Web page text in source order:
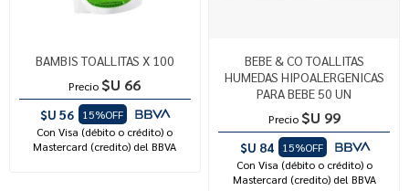
BAMBIS TOALLITAS X 100
Precio $U 66
$U 56
15%OFF
Con Visa (débito o crédito) o
Mastercard (credito) del BBVA
BEBE & CO TOALLITAS
HUMEDAS HIPOALERGENICAS
PARA BEBE 50 UN
Precio $U 99
$U 84
15%OFF
Con Visa (débito o crédito) o
Mastercard (credito) del BBVA